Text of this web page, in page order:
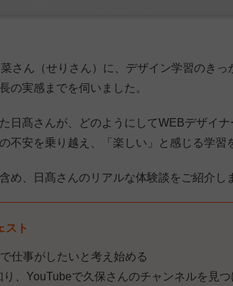
さん（せりさん）に、デザイン学習のきっ
の実感までを伺いました。
日髙さんが、どのようにしてWEBデザイナ
不安を乗り越え、「楽しい」と感じる学習
め、日髙さんのリアルな体験談をご紹介し
スト
仕事がしたいと考え始める
、YouTubeで久保さんのチャンネルを見つ